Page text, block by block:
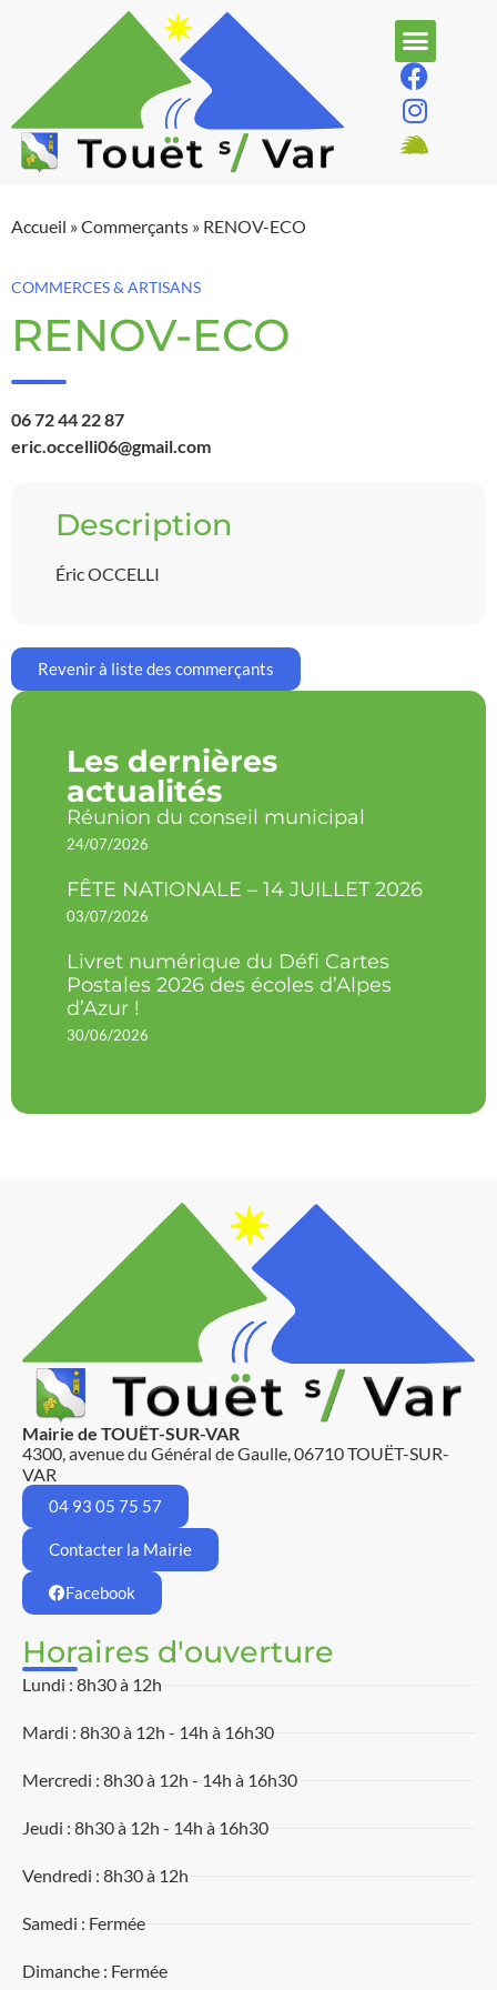
Accueil »Commerçants » RENOV-ECO
COMMERCES & ARTISANS
RENOV-ECO
06 72 44 22 87
eric.occelli06@gmail.com
Description
Éric OCCELLI
Revenir à liste des commerçants
Les dernières
actualités
Réunion du conseil municipal
24/07/2026
FÊTE NATIONALE – 14 JUILLET 2026
03/07/2026
Livret numérique du Défi Cartes
Postales 2026 des écoles d’Alpes
d’Azur !
30/06/2026
Mairie de TOUËT-SUR-VAR
4300, avenue du Général de Gaulle, 06710 TOUËT-SUR-
VAR
04 93 05 75 57
Contacter la Mairie
Facebook
Horaires d'ouverture
Lundi : 8h30 à 12h
Mardi : 8h30 à 12h - 14h à 16h30
Mercredi : 8h30 à 12h - 14h à 16h30
Jeudi : 8h30 à 12h - 14h à 16h30
Vendredi : 8h30 à 12h
Samedi : Fermée
Dimanche : Fermée